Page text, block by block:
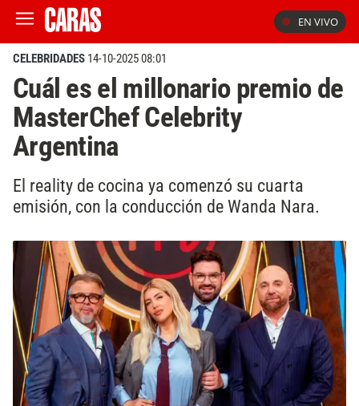
EN VIVO
CELEBRIDADES 14-10-2025 08:01
Cuál es el millonario premio de
MasterChef Celebrity
Argentina
El reality de cocina ya comenzó su cuarta
emisión, con la conducción de Wanda Nara.